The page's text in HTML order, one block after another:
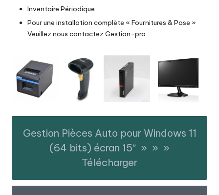
Inventaire Périodique
Pour une installation complète « Fournitures & Pose »
Veuillez nous contactez Gestion-pro
Gestion Pièces Auto pour Windows 11
(64 bits) écran 15″ » » »
Télécharger